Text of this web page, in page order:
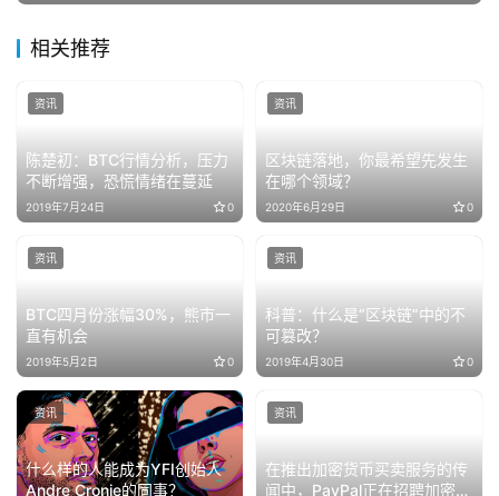
相关推荐
陈楚初：BTC行情分析，压力
不断增强，恐慌情绪在蔓延
2019年7月24日 0
资讯
区块链落地，你最希望先发生
在哪个领域？
2020年6月29日 0
资讯
BTC四月份涨幅30%，熊市一
直有机会
2019年5月2日 0
资讯
科普：什么是“区块链”中的不
可篡改？
2019年4月30日 0
资讯
什么样的人能成为YFI创始人
Andre Cronje的同事？
资讯
在推出加密货币买卖服务的传
闻中，PayPal正在招聘加密工
资讯